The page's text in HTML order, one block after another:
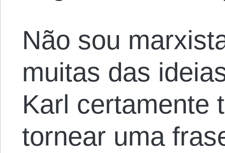
Não sou
muitas das
Karl certamente
tornear uma